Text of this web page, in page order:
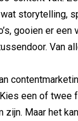
storytelling,
gooien er een
Van
een of twee
zijn. Maar het